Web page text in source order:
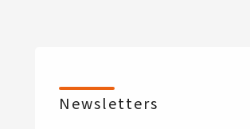
Newsletters